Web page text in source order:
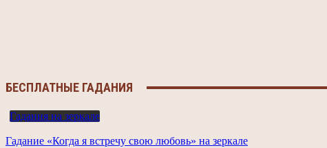
БЕСПЛАТНЫЕ ГАДАНИЯ
Гадания на зеркале
Гадание «Когда я встречу свою любовь» на зеркале